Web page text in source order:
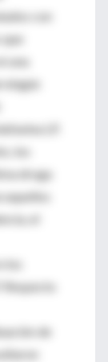
con
una
LP.
los
droga
el
de